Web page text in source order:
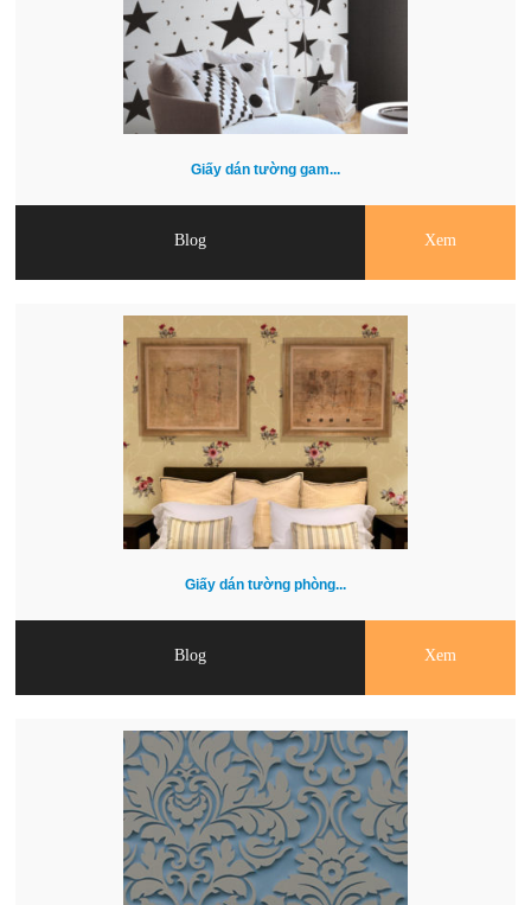
Giấy dán tường gam...
Blog Xem
Giấy dán tường phòng...
Blog Xem